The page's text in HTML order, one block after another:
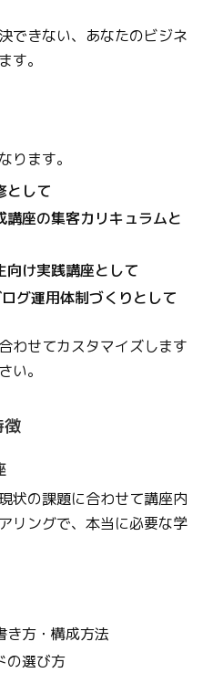
できない、あなたのビジネ
す。
ります。
として
講座の集客カリキュラムと
向け実践講座として
グ運用体制づくりとして
わせてカスタマイズします
い。
徴
状の課題に合わせて講座内
リングで、本当に必要な学
き方・構成方法
の選び方